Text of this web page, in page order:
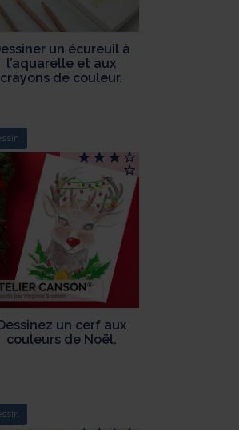
un écureuil à
l’aquarelle et aux
crayons de couleur.
Dessinez un cerf aux
couleurs de Noël.
Options
de confidentialité, en garantissant